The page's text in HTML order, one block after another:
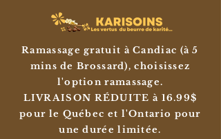
Ramassage gratuit à Candiac (à 5
mins de Brossard), choisissez
l'option ramassage.
LIVRAISON RÉDUITE à 16.99$
pour le Québec et l'Ontario pour
une durée limitée.